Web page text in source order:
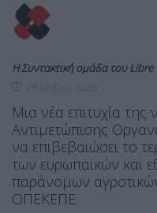
Η Συντακτική ομάδα του Libre
Μια νέα επιτυχία
Αντιμετώπισης
να επιβεβαιώσει το
των ευρωπαϊκών και
παράνομων
ΟΠΕΚΕΠΕ.